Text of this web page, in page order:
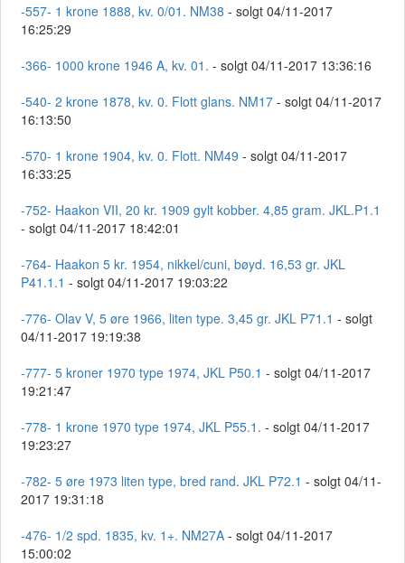
-557- 1 krone 1888, kv. 0/01. NM38 - solgt 04/11-2017
16:25:29
-366- 1000 krone 1946 A, kv. 01. - solgt 04/11-2017 13:36:16
-540- 2 krone 1878, kv. 0. Flott glans. NM17 - solgt 04/11-2017
16:13:50
-570- 1 krone 1904, kv. 0. Flott. NM49 - solgt 04/11-2017
16:33:25
-752- Haakon VII, 20 kr. 1909 gylt kobber. 4,85 gram. JKL.P1.1
- solgt 04/11-2017 18:42:01
-764- Haakon 5 kr. 1954, nikkel/cuni, bøyd. 16,53 gr. JKL
P41.1.1 - solgt 04/11-2017 19:03:22
-776- Olav V, 5 øre 1966, liten type. 3,45 gr. JKL P71.1 - solgt
04/11-2017 19:19:38
-777- 5 kroner 1970 type 1974, JKL P50.1 - solgt 04/11-2017
19:21:47
-778- 1 krone 1970 type 1974, JKL P55.1. - solgt 04/11-2017
19:23:27
-782- 5 øre 1973 liten type, bred rand. JKL P72.1 - solgt 04/11-
2017 19:31:18
-476- 1/2 spd. 1835, kv. 1+. NM27A - solgt 04/11-2017
15:00:02